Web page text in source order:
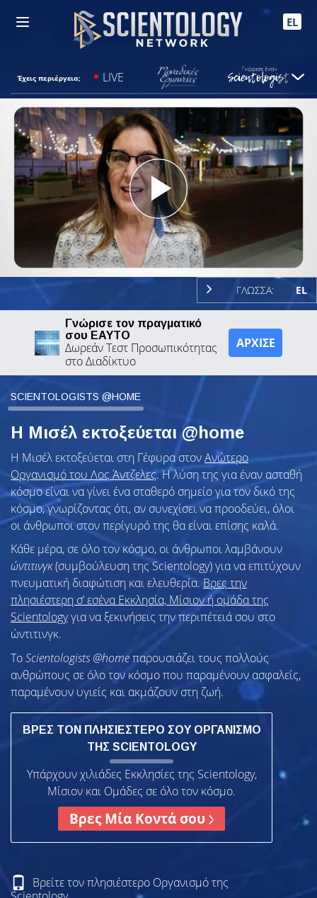
EL
Έχεις περιέργεια; LIVE
Play
Video
ΓΛΩΣΣΑ: EL
Γνώρισε τον πραγματικό
σου ΕΑΥΤΟ
Δωρεάν Τεστ Προσωπικότητας
στο Διαδίκτυο
ΑΡΧΙΣΕ
SCIENTOLOGISTS @HOME
Η Μισέλ εκτοξεύεται @home
Η Μισέλ εκτοξεύεται στη Γέφυρα στονΑνώτερο
Οργανισμό του Λος Άντζελες. Η λύση της για έναν ασταθή
κόσμο είναι να γίνει ένα σταθερό σημείο για τον δικό της
κόσμο, γνωρίζοντας ότι, αν συνεχίσει να προοδεύει, όλοι
οι άνθρωποι στον περίγυρό της θα είναι επίσης καλά.
Κάθε μέρα, σε όλο τον κόσμο, οι άνθρωποι λαμβάνουν
ώντιτινγκ(συμβούλευση της Scientology) για να επιτύχουν
πνευματική διαφώτιση και ελευθερία. Βρες την
πλησιέστερη σ’ εσένα Εκκλησία, Μίσιον ή ομάδα της
Scientologyγια να ξεκινήσεις την περιπέτειά σου στο
ώντιτινγκ.
ToScientologists @homeπαρουσιάζει τους πολλούς
ανθρώπους σε όλο τον κόσμο που παραμένουν ασφαλείς,
παραμένουν υγιείς και ακμάζουν στη ζωή.
ΒΡΕΣ ΤΟΝ ΠΛΗΣΙΕΣΤΕΡΟ ΣΟΥ ΟΡΓΑΝΙΣΜΟ
ΤΗΣ SCIENTOLOGY
Υπάρχουν χιλιάδες Εκκλησίες της Scientology,
Μίσιον και Ομάδες σε όλο τον κόσμο.
Βρες Μία Κοντά σου
Βρείτε τον πλησιέστερο Οργανισμό της